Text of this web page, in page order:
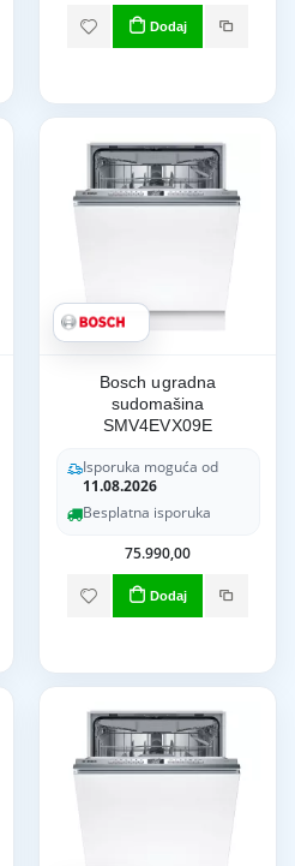
Dodaj
Bosch ugradna
sudomašina
SMV4EVX09E
Isporuka moguća od
11.08.2026
Besplatna isporuka
75.990,00
Dodaj